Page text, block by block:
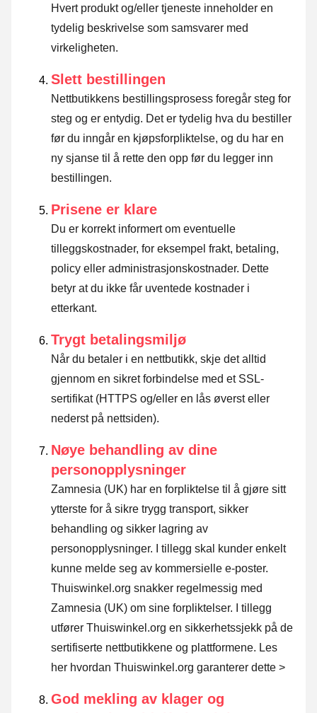
Hvert produkt og/eller tjeneste inneholder en
tydelig beskrivelse som samsvarer med
virkeligheten.
Slett bestillingen
Nettbutikkens bestillingsprosess foregår steg for
steg og er entydig. Det er tydelig hva du bestiller
før du inngår en kjøpsforpliktelse, og du har en
ny sjanse til å rette den opp før du legger inn
bestillingen.
Prisene er klare
Du er korrekt informert om eventuelle
tilleggskostnader, for eksempel frakt, betaling,
policy eller administrasjonskostnader. Dette
betyr at du ikke får uventede kostnader i
etterkant.
Trygt betalingsmiljø
Når du betaler i en nettbutikk, skje det alltid
gjennom en sikret forbindelse med et SSL-
sertifikat (HTTPS og/eller en lås øverst eller
nederst på nettsiden).
Nøye behandling av dine
personopplysninger
Zamnesia (UK) har en forpliktelse til å gjøre sitt
ytterste for å sikre trygg transport, sikker
behandling og sikker lagring av
personopplysninger. I tillegg skal kunder enkelt
kunne melde seg av kommersielle e-poster.
Thuiswinkel.org snakker regelmessig med
Zamnesia (UK) om sine forpliktelser. I tillegg
utfører Thuiswinkel.org en sikkerhetssjekk på de
sertifiserte nettbutikkene og plattformene. Les
her hvordan Thuiswinkel.org garanterer dette >
God mekling av klager og